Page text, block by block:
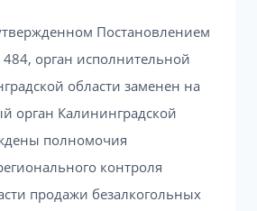
Постановлением
орган исполнительной
области заменен на
орган Калининградской
полномочия
контроля
продажи безалкогольных